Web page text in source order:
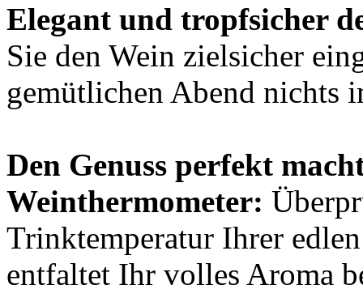
Elegant und tropfsicher
Sie den Wein zielsicher
gemütlichen Abend nichts
Den Genuss perfekt
Weinthermometer:
Trinktemperatur Ihrer
entfaltet Ihr volles Aroma